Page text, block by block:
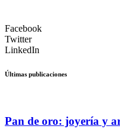
Facebook
Twitter
LinkedIn
Últimas publicaciones
Pan de oro: joyería y